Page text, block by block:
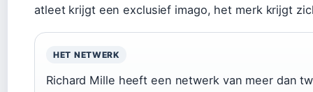
atleet krijgt een exclusief imago, het merk krijgt
HET NETWERK
Richard Mille heeft een netwerk van meer dan